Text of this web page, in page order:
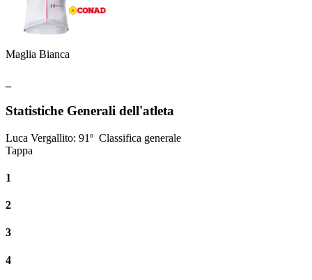
Maglia Bianca
Statistiche Generali dell'atleta
Luca Vergallito: 91º Classifica generale
Tappa
1
2
3
4